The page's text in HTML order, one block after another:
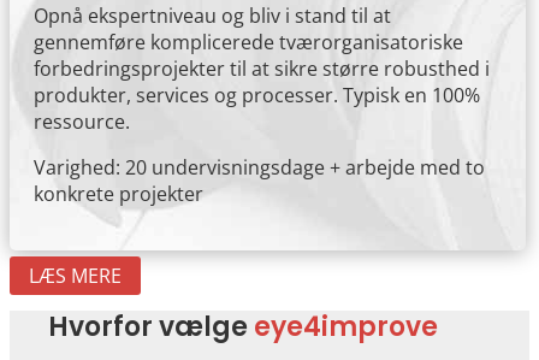
Opnå ekspertniveau og bliv i stand til at
gennemføre komplicerede tværorganisatoriske
forbedringsprojekter til at sikre større robusthed i
produkter, services og processer. Typisk en 100%
ressource.
Varighed: 20 undervisningsdage + arbejde med to
konkrete projekter
LÆS MERE
Hvorfor vælge eye4improve